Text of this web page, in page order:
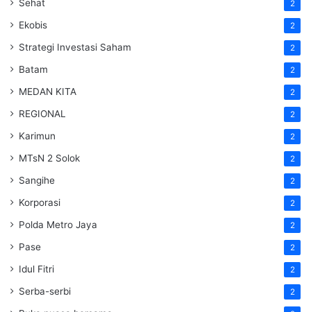
Sehat 2
Ekobis 2
Strategi Investasi Saham 2
Batam 2
MEDAN KITA 2
REGIONAL 2
Karimun 2
MTsN 2 Solok 2
Sangihe 2
Korporasi 2
Polda Metro Jaya 2
Pase 2
Idul Fitri 2
Serba-serbi 2